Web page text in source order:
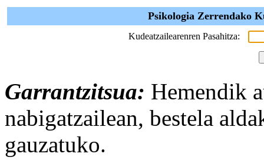
Psikologia Zerrendako
Kudeatzailearenren Pasahitza:
Garrantzitsua: Hemendik
nabigatzailean, bestela
gauzatuko.